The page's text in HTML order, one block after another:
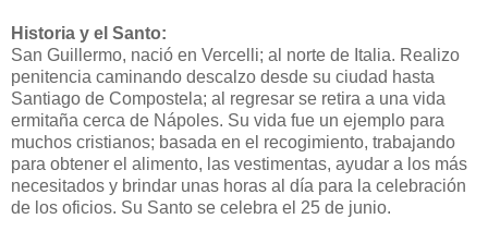
Historia y el Santo:
San Guillermo, nació en Vercelli; al norte de Italia. Realizo
penitencia caminando descalzo desde su ciudad hasta
Santiago de Compostela; al regresar se retira a una vida
ermitaña cerca de Nápoles. Su vida fue un ejemplo para
muchos cristianos; basada en el recogimiento, trabajando
para obtener el alimento, las vestimentas, ayudar a los más
necesitados y brindar unas horas al día para la celebración
de los oficios. Su Santo se celebra el 25 de junio.